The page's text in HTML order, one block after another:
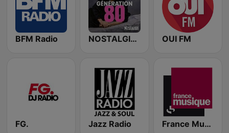
BFM Radio NOSTALGIE GENERATION 80 OUI FM
FG. Jazz Radio France Musique